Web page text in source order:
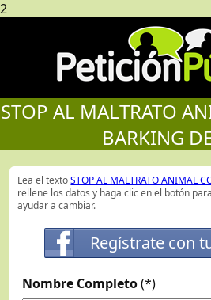
2
STOP AL MALTRATO
BARKING
Lea el textoSTOP AL MALTRATO ANIMAL
rellene los datos y haga clic en el botón
ayudar a cambiar.
Regístrate con
Nombre Completo(*)